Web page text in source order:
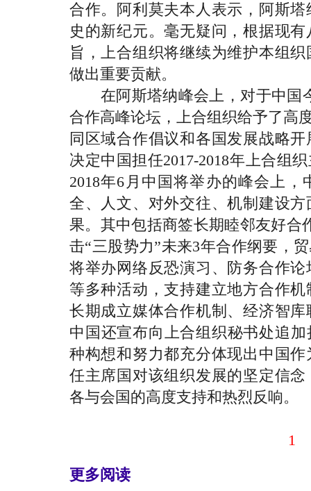
合作。阿利莫夫本人表示，阿斯
史的新纪元。毫无疑问，根据现
旨，上合组织将继续为维护本组
做出重要贡献。
在阿斯塔纳峰会上，对于中国
合作高峰论坛，上合组织给予了高
同区域合作倡议和各国发展战略
决定中国担任2017-2018年上合组
2018年6月中国将举办的峰会上
全、人文、对外交往、机制建设
果。其中包括商签长期睦邻友好合
击“三股势力”未来3年合作纲要，
将举办网络反恐演习、防务合作
等多种活动，支持建立地方合作
长期成立媒体合作机制、经济智
中国还宣布向上合组织秘书处追
种构想和努力都充分体现出中国
任主席国对该组织发展的坚定信
各与会国的高度支持和热烈反响。
1
更多阅读